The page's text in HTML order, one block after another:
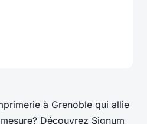
à Grenoble qui allie
Découvrez Signum